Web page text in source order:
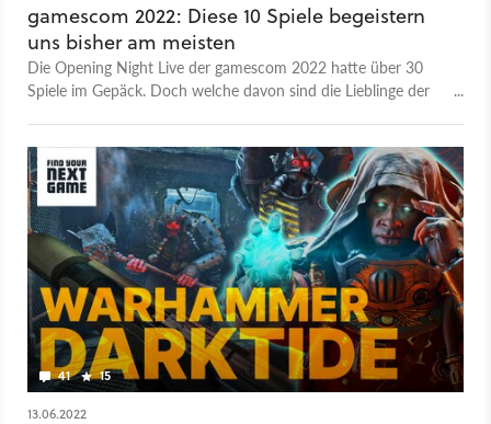
gamescom 2022: Diese 10 Spiele begeistern
uns bisher am meisten
Die Opening Night Live der gamescom 2022 hatte über 30
Spiele im Gepäck. Doch welche davon sind die Lieblinge der
41 15
13.06.2022